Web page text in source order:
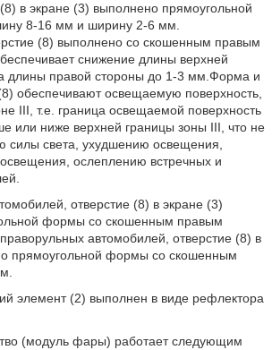
в экране (3) выполнено прямоугольной
8-16 мм и ширину 2-6 мм.
(8) выполнено со скошенным правым
снижение длины верхней
длины правой стороны до 1-3 мм.Форма и
обеспечивают освещаемую поверхность,
III, т.е. граница освещаемой поверхность
или ниже верхней границы зоны III, что не
силы света, ухудшению освещения,
ослеплению встречных и
отверстие (8) в экране (3)
формы со скошенным правым
автомобилей, отверстие (8) в
прямоугольной формы со скошенным
элемент (2) выполнен в виде рефлектора
(модуль фары) работает следующим